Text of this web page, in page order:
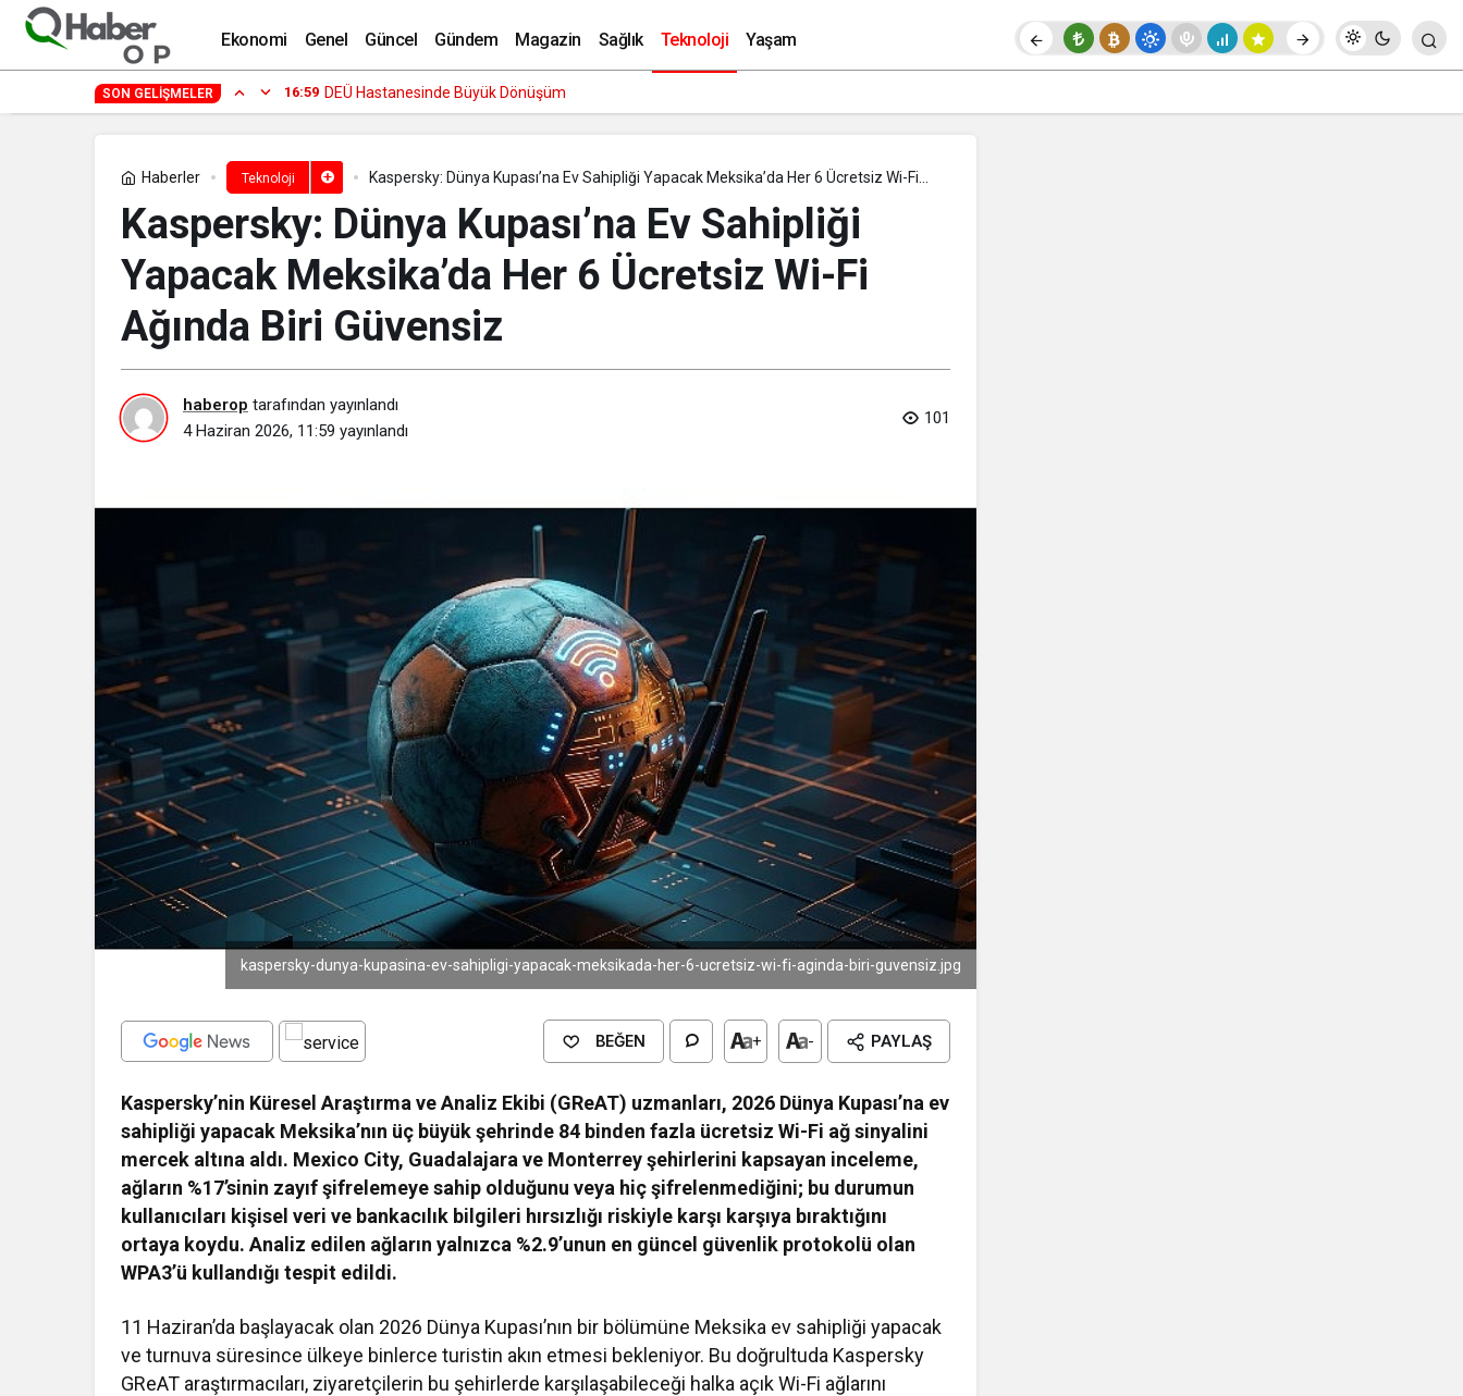
Ekonomi Genel Güncel Gündem Magazin Sağlık Teknoloji Yaşam
SON GELIŞMELER 14:29 Fenomen İsimler ve Tivorlu İsmail Aynı Filmde Buluştu! ‘Kozalak Devri’ 7 Ağustos’ta Vizyonda
Haberler Teknoloji
Kaspersky: Dünya Kupası’na Ev Sahipliği Yapacak Meksika’da Her 6 Ücretsiz Wi-Fi
Kaspersky: Dünya Kupası’na Ev Sahipliği
Yapacak Meksika’da Her 6 Ücretsiz Wi-Fi
Ağında Biri Güvensiz
haberop tarafından yayınlandı
4 Haziran 2026, 11:59 yayınlandı
101
kaspersky-dunya-kupasina-ev-sahipligi-yapacak-meksikada-her-6-ucretsiz-wi-fi-aginda-biri-guvensiz.jpg
BEĞEN + - PAYLAŞ
Kaspersky’nin Küresel Araştırma ve Analiz Ekibi (GReAT) uzmanları, 2026 Dünya Kupası’na ev
sahipliği yapacak Meksika’nın üç büyük şehrinde 84 binden fazla ücretsiz Wi-Fi ağ sinyalini
mercek altına aldı. Mexico City, Guadalajara ve Monterrey şehirlerini kapsayan inceleme,
ağların %17’sinin zayıf şifrelemeye sahip olduğunu veya hiç şifrelenmediğini; bu durumun
kullanıcıları kişisel veri ve bankacılık bilgileri hırsızlığı riskiyle karşı karşıya bıraktığını
ortaya koydu. Analiz edilen ağların yalnızca %2.9’unun en güncel güvenlik protokolü olan
WPA3’ü kullandığı tespit edildi.
11 Haziran’da başlayacak olan 2026 Dünya Kupası’nın bir bölümüne Meksika ev sahipliği yapacak
ve turnuva süresince ülkeye binlerce turistin akın etmesi bekleniyor. Bu doğrultuda Kaspersky
GReAT araştırmacıları, ziyaretçilerin bu şehirlerde karşılaşabileceği halka açık Wi-Fi ağlarını
Kimlik Bilgilerine Dayalı Saldırı Teknikleri, Siber Saldırganların En Etkili Yöntemleri Arasında Yer Alıyor Yorum Yap Paylaş